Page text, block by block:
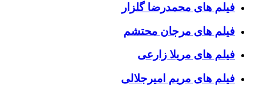
فیلم های محمدرضا گلزار
فیلم های مرجان محتشم
فیلم های مریلا زارعی
فیلم های مریم امیرجلالی